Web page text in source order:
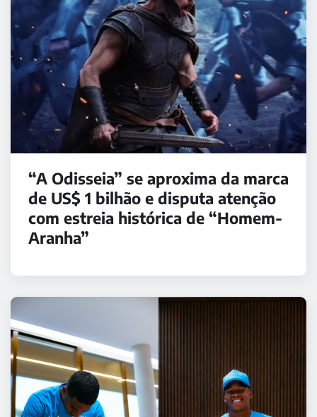
“A Odisseia” se aproxima da marca
de US$ 1 bilhão e disputa atenção
com estreia histórica de “Homem-
Aranha”